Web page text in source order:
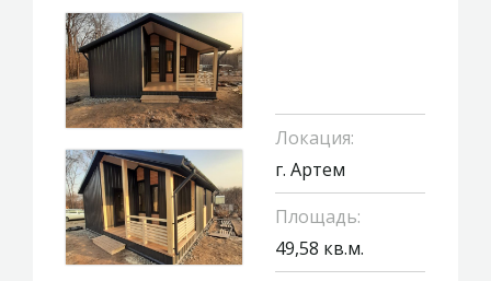
Локация:
г. Артем
Площадь:
49,58 кв.м.